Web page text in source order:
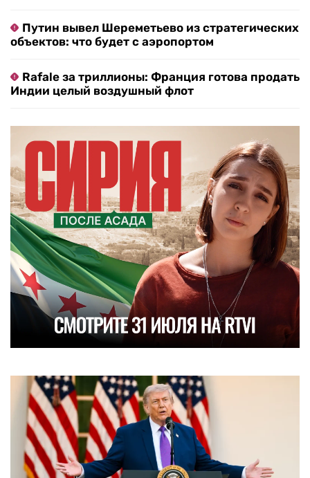
Путин вывел Шереметьево из стратегических
объектов: что будет с аэропортом
Rafale за триллионы: Франция готова продать
Индии целый воздушный флот